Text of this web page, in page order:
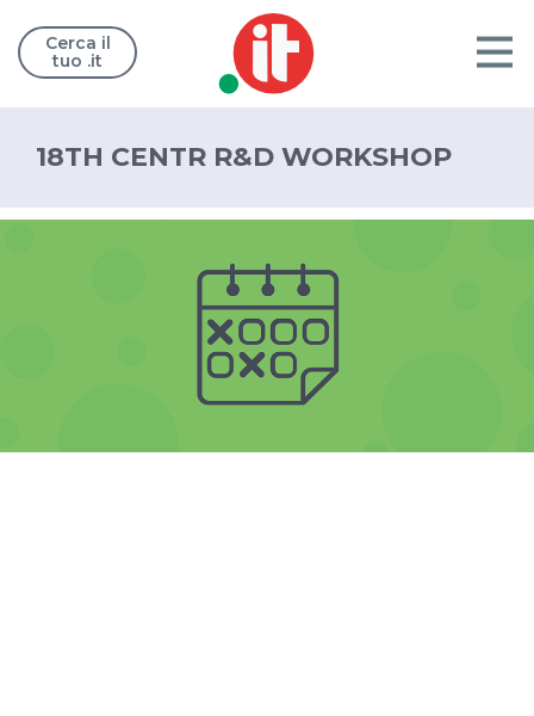
Cerca il
tuo .it
18TH CENTR R&D WORKSHOP